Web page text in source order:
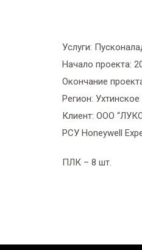
Услуги:
Начало проекта:
Окончание
Регион:
Клиент: ООО
РСУ Honeywell
ПЛК – 8 шт.